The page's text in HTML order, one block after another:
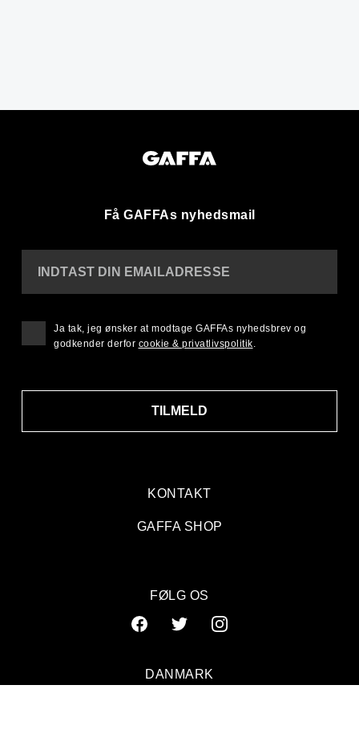
Få GAFFAs nyhedsmail
KONTAKT
GAFFA SHOP
INDTAST DIN EMAILADRESSE
TILMELD
Ja tak, jeg ønsker at modtage GAFFAs nyhedsbrev og
godkender derfor cookie & privatlivspolitik.
FØLG OS
DANMARK